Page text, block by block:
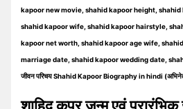
kapoor new movie, shahid kapoor height, shahid
shahid kapoor wife, shahid kapoor hairstyle,
kapoor net worth, shahid kapoor age wife,
marriage date, shahid kapoor wedding date,
जीवन परिचय Shahid Kapoor Biography in hindi